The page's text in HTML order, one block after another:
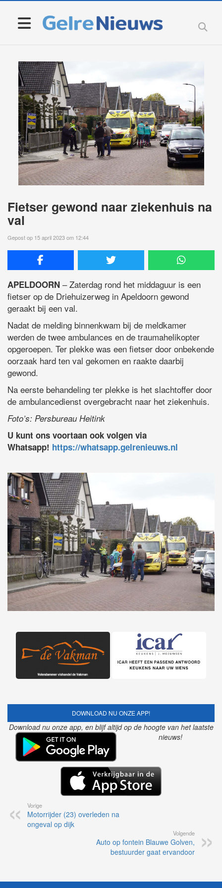
Fietser gewond naar ziekenhuis na
val
Gepost op 15 april 2023 om 12:44
APELDOORN – Zaterdag rond het middaguur is een
fietser op de Driehuizerweg in Apeldoorn gewond
geraakt bij een val.
Nadat de melding binnenkwam bij de meldkamer
werden de twee ambulances en de traumahelikopter
opgeroepen. Ter plekke was een fietser door onbekende
oorzaak hard ten val gekomen en raakte daarbij
gewond.
Na eerste behandeling ter plekke is het slachtoffer door
de ambulancedienst overgebracht naar het ziekenhuis.
Foto’s: Persbureau Heitink
U kunt ons voortaan ook volgen via
Whatsapp! https://whatsapp.gelrenieuws.nl
DOWNLOAD NU ONZE APP!
Download nu onze app, en blijf altijd op de hoogte van het laatste
nieuws!
Vorige
Motorrijder (23) overleden na
ongeval op dijk
Volgende
Auto op fontein Blauwe Golven,
bestuurder gaat ervandoor